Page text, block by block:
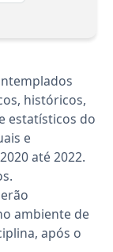
históricos,
estatísticos do
e
até 2022.
ambiente de
após o